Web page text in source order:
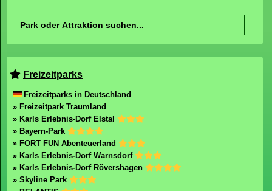
Freizeitparks
Freizeitparks in Deutschland
» Freizeitpark Traumland
» Karls Erlebnis-Dorf Elstal
» Bayern-Park
» FORT FUN Abenteuerland
» Karls Erlebnis-Dorf Warnsdorf
» Karls Erlebnis-Dorf Rövershagen
» Skyline Park